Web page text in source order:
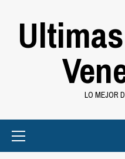
LO MEJOR
Menu